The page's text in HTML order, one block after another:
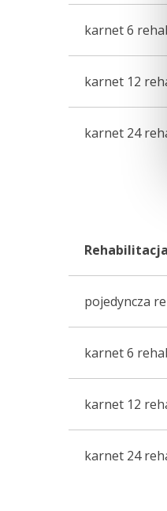
karnet 6
karnet 12
karnet 24
Rehabilitacja
pojedyncza
karnet 6
karnet 12
karnet 24